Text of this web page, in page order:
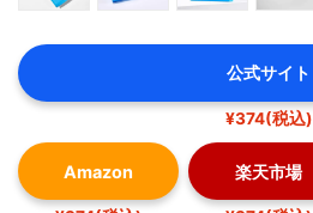
公式サイト
¥374(税込)
Amazon 楽天市場